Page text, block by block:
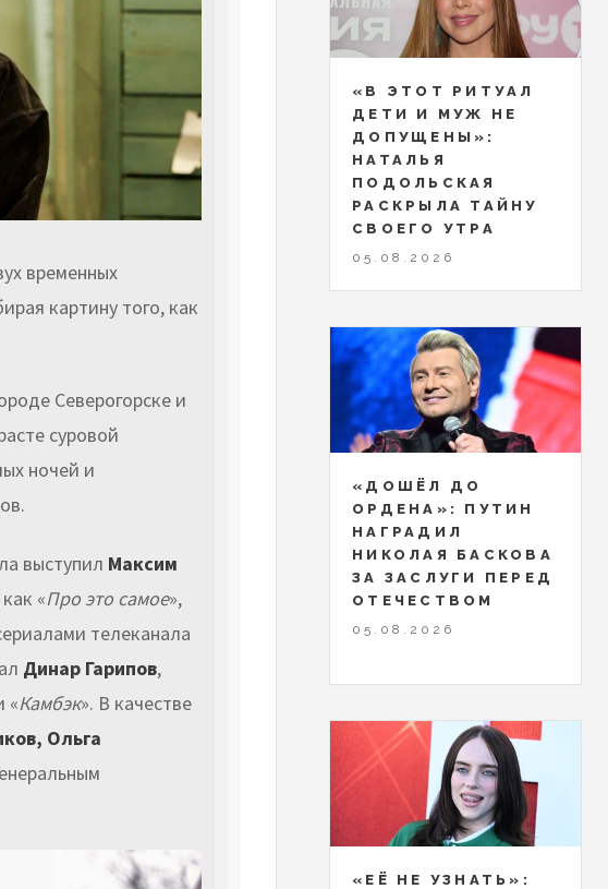
временных
картину того, как
Северогорске и
суровой
ночей и
выступил Максим
«Про это самое»,
телеканала
Динар Гарипов,
«Камбэк». В качестве
Ольга
«В ЭТОТ РИТУАЛ
ДЕТИ И МУЖ НЕ
ДОПУЩЕНЫ»:
НАТАЛЬЯ
ПОДОЛЬСКАЯ
РАСКРЫЛА ТАЙНУ
СВОЕГО УТРА
05.08.2026
«ДОШЁЛ ДО
ОРДЕНА»: ПУТИН
НАГРАДИЛ
НИКОЛАЯ БАСКОВА
ЗА ЗАСЛУГИ ПЕРЕД
ОТЕЧЕСТВОМ
05.08.2026
«ЕЁ НЕ УЗНАТЬ»: